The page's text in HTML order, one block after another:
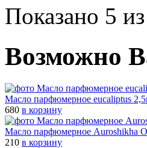
Показано 5
Возможно
Масло парфюмерное eucaliptus
680 в корзину
Масло паpфюмеpное Auroshikha
210 в корзину